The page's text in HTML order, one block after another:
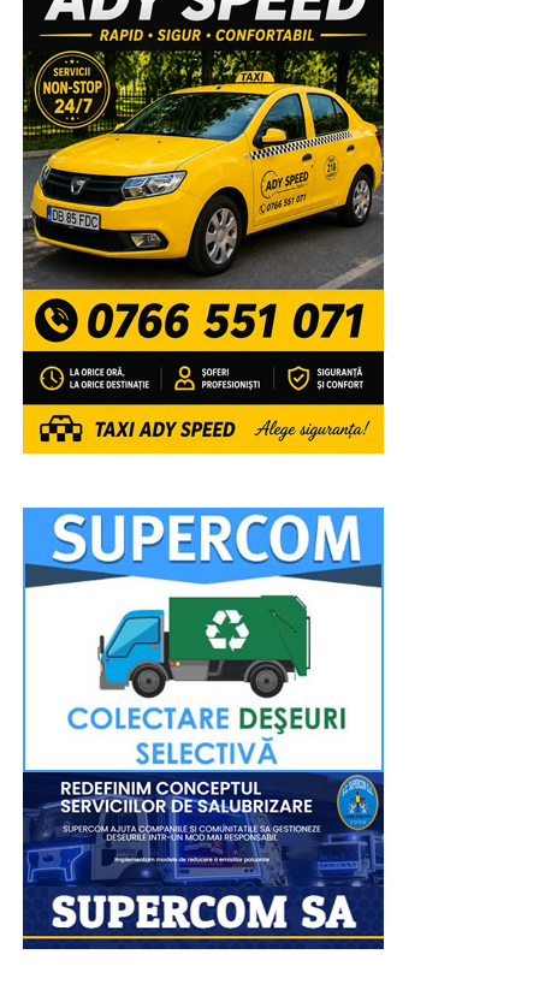
Universității „Valahia”.
Momentul central al sărbătorii se va desfășura marți,
11 august 2026, de la ora 07:00 și va cuprinde Sfânta
Liturghie și pelerinajul la moaștele Sf. Ier. Nifon,
precum și ale Sfintei Mucenițe Filofteia de la Curtea de
Argeș, aduse special pentru această sărbătoare” a
adăugat părintele vicar Ionuț Ghibanu.
Reprezentanții Arhiepiscopiei Târgoviștei se așteaptă ca
la ceremoniile sfinte să participe peste 20.000 de
credincioși, din Eparhie, din județele învecinate, dar și din
alte zone ale țării.
„Sfânta Liturghie va fi săvârșită de către
Înaltpreasfințitul Părinte Arhiepiscop și Mitropolit
Preasfințitul Părinte Visarion – Episcopul Tulcii,
Preasfințitul Părinte Ieronim – Episcopul Daciei Felix
și Preasfințitul Părinte Teofil Trotușanul – Episcop
Vicar al Arhiepiscopiei Romanului și Bacăului.
RECLAMA
Înaltpreasfinția Sa va lansa, la finalul sfintei slujbe,
volumele recent tipărite de Editura Arhiepiscopiei
Târgoviștei: „Voievozi de la Târgoviște – ctitori de
spiritualitate ortodoxă” și „Mitropolitul Ștefan I al Țării